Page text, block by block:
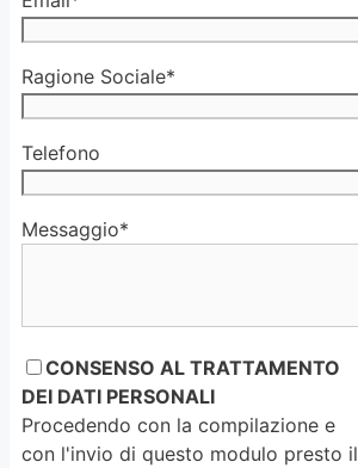
Ragione Sociale*
Telefono
Messaggio*
CONSENSO AL TRATTAMENTO
DEI DATI PERSONALI
Procedendo con la compilazione e
con l'invio di questo modulo presto il